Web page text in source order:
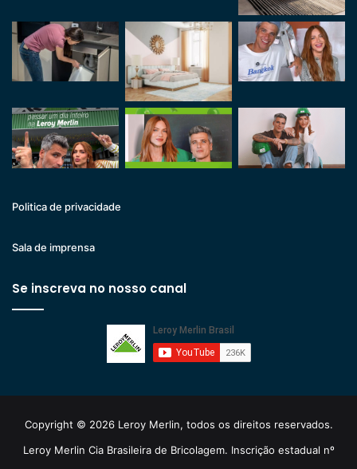
Politica de privacidade
Sala de imprensa
Se inscreva no nosso canal
Copyright © 2026 Leroy Merlin, todos os direitos reservados.
Leroy Merlin Cia Brasileira de Bricolagem. Inscrição estadual nº